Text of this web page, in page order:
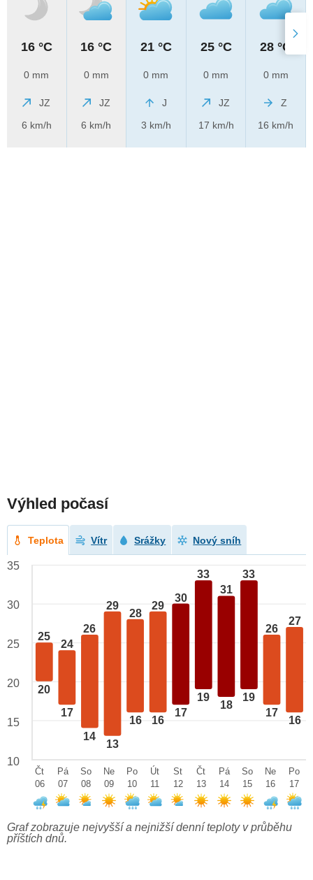
16 °C
0 mm
JZ
6 km/h
16 °C
0 mm
JZ
6 km/h
21 °C
0 mm
J
3 km/h
25 °C
0 mm
JZ
17 km/h
28 °C
0 mm
Z
16 km/h
Výhled počasí
Teplota Vítr Srážky Nový sníh
25
20
24
17
26
14
29
13
28
16
29
16
30
17
33
19
31
18
33
19
26
17
27
16
35
30
25
20
15
10
Čt
06
Pá
07
So
08
Ne
09
Po
10
Út
11
St
12
Čt
13
Pá
14
So
15
Ne
16
Po
17
Graf zobrazuje nejvyšší a nejnižší denní teploty v průběhu
příštích dnů.